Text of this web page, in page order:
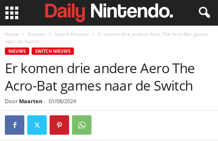
Home Nieuws Switch Nieuws
Er komen drie andere Aero The Acro-Bat games
naar de Switch
NIEUWS SWITCH NIEUWS
Er komen drie andere Aero The
Acro-Bat games naar de Switch
Door Maarten - 01/08/2024